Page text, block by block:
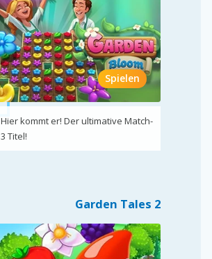
Spielen
Hier kommt er! Der ultimative Match-
3 Titel!
Garden Tales 2